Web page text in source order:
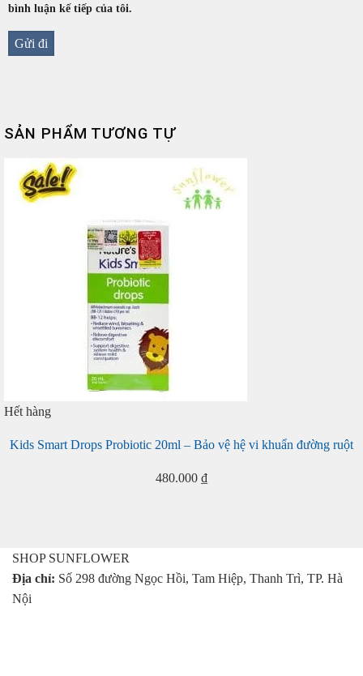
bình luận kế tiếp của tôi.
SẢN PHẨM TƯƠNG TỰ
Hết hàng
Kids Smart Drops Probiotic 20ml – Bảo vệ hệ vi khuẩn đường ruột
480.000 ₫
SHOP SUNFLOWER
Địa chỉ: Số 298 đường Ngọc Hồi, Tam Hiệp, Thanh Trì, TP. Hà
Nội